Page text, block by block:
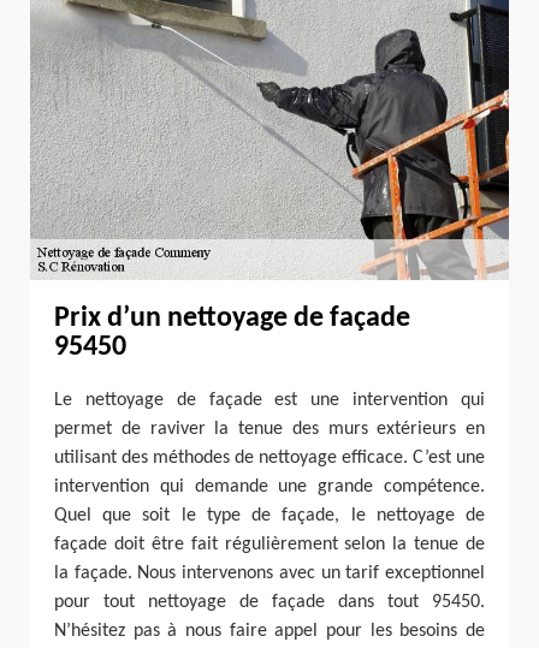
Prix d’un nettoyage de façade
95450
Le nettoyage de façade est une intervention qui
permet de raviver la tenue des murs extérieurs en
utilisant des méthodes de nettoyage efficace. C’est une
intervention qui demande une grande compétence.
Quel que soit le type de façade, le nettoyage de
façade doit être fait régulièrement selon la tenue de
la façade. Nous intervenons avec un tarif exceptionnel
pour tout nettoyage de façade dans tout 95450.
N’hésitez pas à nous faire appel pour les besoins de